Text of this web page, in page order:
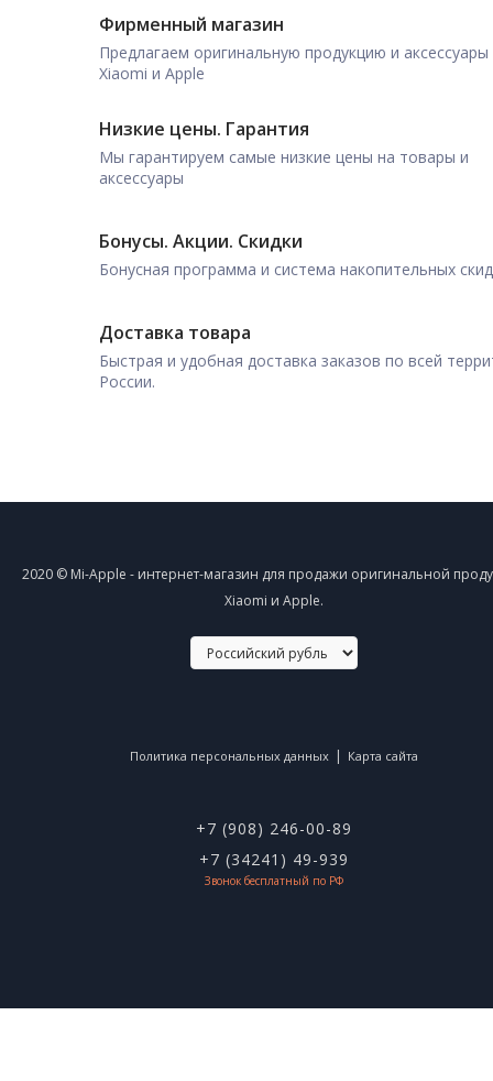
Фирменный магазин
Предлагаем оригинальную продукцию и аксессуары
Xiaomi и Apple
Низкие цены. Гарантия
Мы гарантируем самые низкие цены на товары и
аксессуары
Бонусы. Акции. Скидки
Бонусная программа и система накопительных
Доставка товара
Быстрая и удобная доставка заказов по всей
России.
2020 © Mi-Apple - интернет-магазин для продажи оригинальной
Xiaomi и Apple.
Политика персональных данных | Карта сайта
+7 (908) 246-00-89
+7 (34241) 49-939
Звонок бесплатный по РФ